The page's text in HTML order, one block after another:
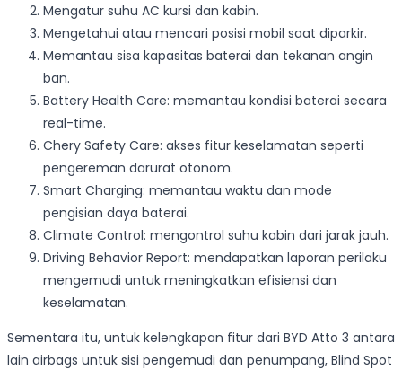
Mengatur suhu AC kursi dan kabin.
Mengetahui atau mencari posisi mobil saat diparkir.
Memantau sisa kapasitas baterai dan tekanan angin
ban.
Battery Health Care: memantau kondisi baterai secara
real-time.
Chery Safety Care: akses fitur keselamatan seperti
pengereman darurat otonom.
Smart Charging: memantau waktu dan mode
pengisian daya baterai.
Climate Control: mengontrol suhu kabin dari jarak jauh.
Driving Behavior Report: mendapatkan laporan perilaku
mengemudi untuk meningkatkan efisiensi dan
keselamatan.
Sementara itu, untuk kelengkapan fitur dari BYD Atto 3 antara
lain airbags untuk sisi pengemudi dan penumpang, Blind Spot